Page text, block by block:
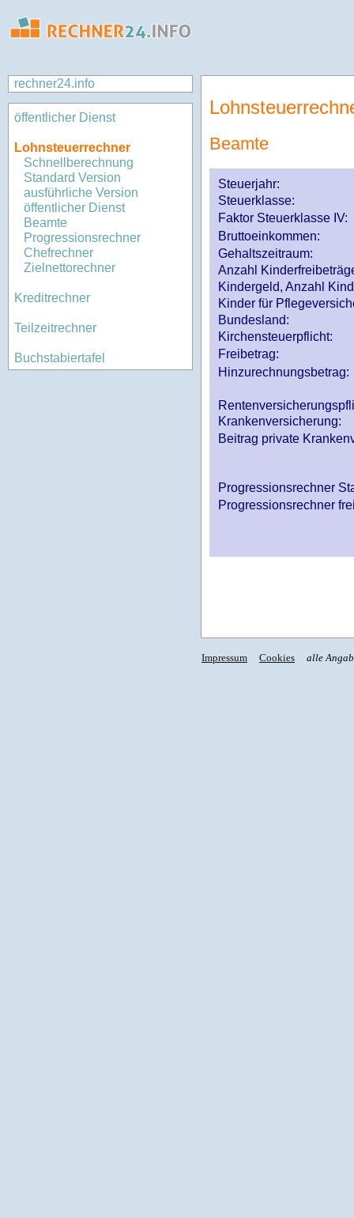
rechner24.info
öffentlicher Dienst
Lohnsteuerrechner
Schnellberechnung
Standard Version
ausführliche Version
öffentlicher Dienst
Beamte
Progressionsrechner
Chefrechner
Zielnettorechner
Kreditrechner
Teilzeitrechner
Buchstabiertafel
Beamte
Steuerjahr:
Steuerklasse:
Faktor Steuerklasse IV:
Bruttoeinkommen:
Gehaltszeitraum:
Anzahl
Kindergeld, Anzahl
Kinder für
Bundesland:
Kirchensteuerpflicht:
Freibetrag:
Hinzurechnungsbetrag:
Krankenversicherung:
Beitrag private
Progressionsrechner
Progressionsrechner
Impressum Cookies alle